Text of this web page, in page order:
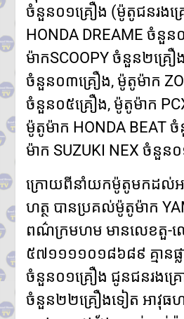
ចំនួន០១គ្រឿង (ម៉ូតូជនរងគ្រ
HONDA DREAME ចំនួន
ម៉ាកSCOOPY ចំនួន២គ្រឿ
ចំនួន០៣គ្រឿង, ម៉ូតូម៉ាក
ចំនួន០៥គ្រឿង, ម៉ូតូម៉ាក
ម៉ូតូម៉ាក HONDA BEAT
ម៉ាក SUZUKI NEX ចំនួន
ក្រោយពីនាំយកម៉ូតូមកដល់អង្គ
ហត្ថ បានប្រគល់ម៉ូតូម៉ាក
ពណ៌ក្រមហម មានលេខតួ-
៥៧១១១១០១៨៦៨៩ គ្មានផ្
ចំនួន០១គ្រឿង ជូនជនរងគ្
ចំនួន២២គ្រឿងទៀត អាវុធហ